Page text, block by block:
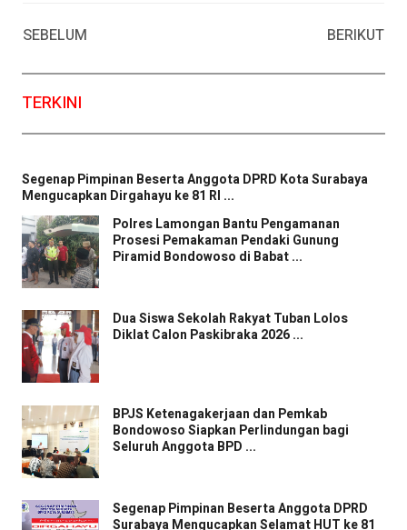
SEBELUM
BERIKUT
TERKINI
Segenap Pimpinan Beserta Anggota DPRD Kota Surabaya
Mengucapkan Dirgahayu ke 81 RI ...
Polres Lamongan Bantu Pengamanan
Prosesi Pemakaman Pendaki Gunung
Piramid Bondowoso di Babat ...
Dua Siswa Sekolah Rakyat Tuban Lolos
Diklat Calon Paskibraka 2026 ...
BPJS Ketenagakerjaan dan Pemkab
Bondowoso Siapkan Perlindungan bagi
Seluruh Anggota BPD ...
Segenap Pimpinan Beserta Anggota DPRD
Surabaya Mengucapkan Selamat HUT ke 81